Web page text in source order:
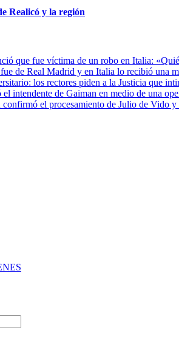
que fue víctima de un robo en Italia:
de Real Madrid y en Italia lo recibió una
los rectores piden a la Justicia que
intendente de Gaiman en medio de una
confirmó el procesamiento de Julio de Vido